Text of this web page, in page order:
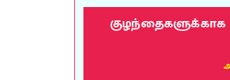
குழந்தைகளுக்காக